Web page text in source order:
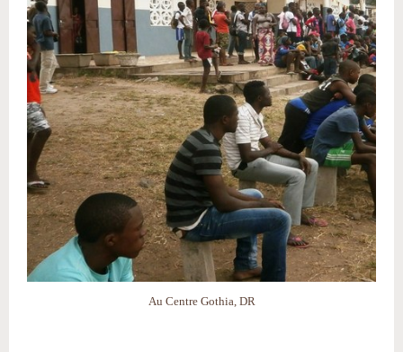
Au Centre Gothia, DR